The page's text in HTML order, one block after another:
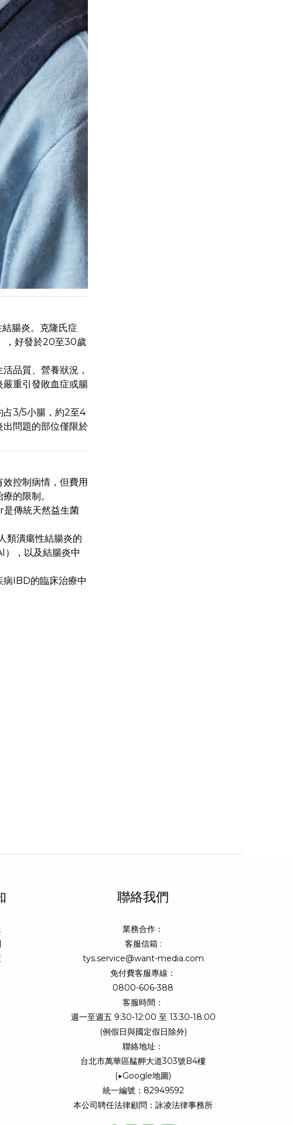
腸炎。克隆氏症
，好發於20至30歲
品質、營養狀況，
重引發敗血症或腸
占3/5小腸，約2至4
問題的部位僅限於
控制病情，但費用
的限制。
傳統天然益生菌
類潰瘍性結腸炎的
，以及結腸炎中
病IBD的臨床治療中
聯絡我們
業務合作：
客服信箱 :
tys.service@want-media.com
免付費客服專線：
0800-606-388
客服時間：
週一至週五 9:30-12:00 至 13:30-18:00
(例假日與國定假日除外)
聯絡地址：
台北市萬華區艋舺大道303號B4樓
(▶Google地圖)
統一編號：82949592
本公司聘任法律顧問：詠凌法律事務所